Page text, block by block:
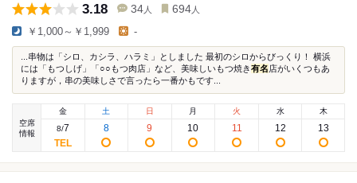
3.18 34 人 694 人
￥1,000～￥1,999 -
...串物は「シロ、カシラ、ハラミ」としました 最初のシロからびっくり！ 横浜
には「もつしげ」「○○もつ肉店」など、美味しいもつ焼き有名店がいくつもあ
りますが，串の美味しさで言ったら一番かもです...
空席
情報
金
8/7
土
8
日
9
月
10
火
11
水
12
木
13